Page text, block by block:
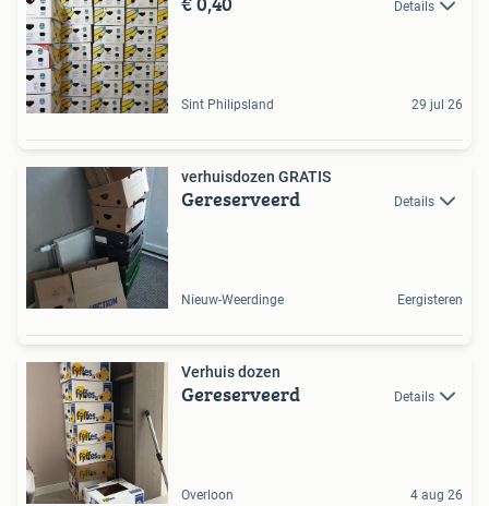
Details
Sint Philipsland 29 jul 26
verhuisdozen GRATIS
Gereserveerd Details
Nieuw-Weerdinge Eergisteren
Verhuis dozen
Gereserveerd Details
Overloon 4 aug 26